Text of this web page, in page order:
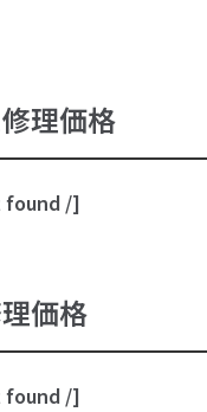
理価格
found /]
価格
found /]